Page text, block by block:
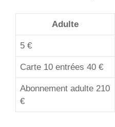
Adulte
5 €
Carte 10 entrées 40 €
Abonnement adulte 210
€